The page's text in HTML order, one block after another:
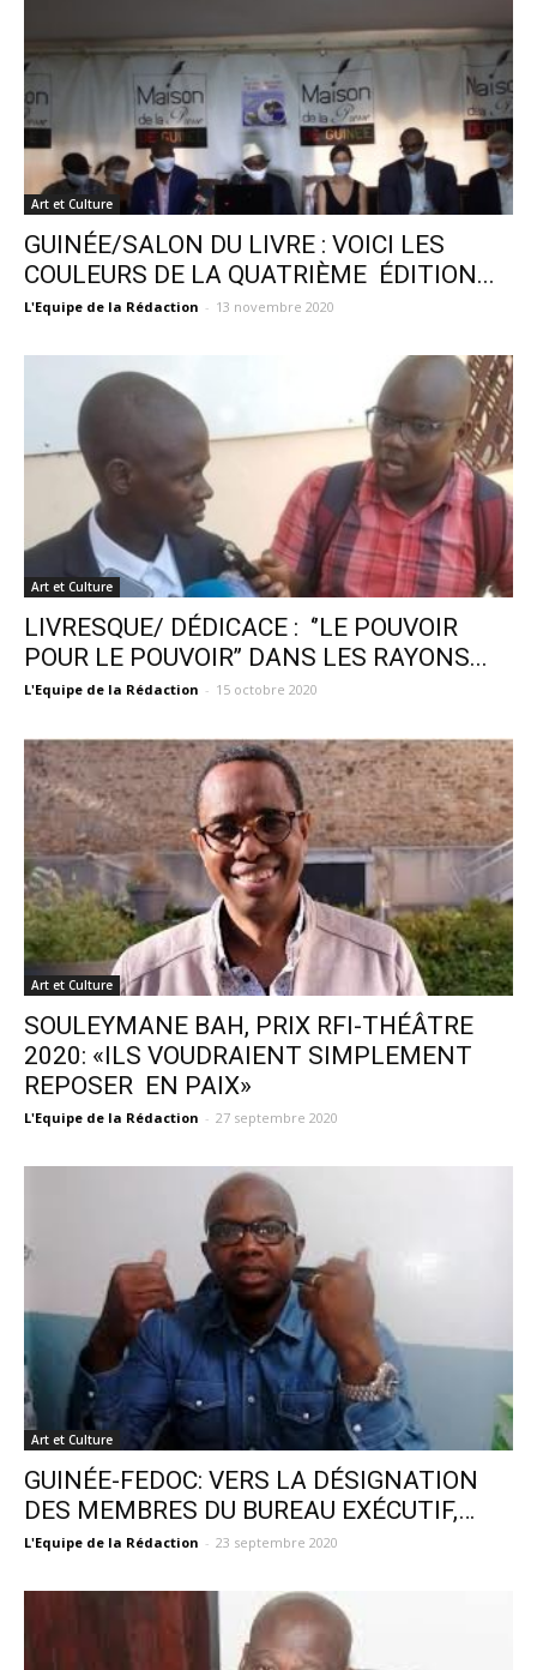
Art et Culture
GUINÉE/SALON DU LIVRE : VOICI LES
COULEURS DE LA QUATRIÈME ÉDITION...
L'Equipe de la Rédaction - 13 novembre 2020
Art et Culture
LIVRESQUE/ DÉDICACE : ‘’LE POUVOIR
POUR LE POUVOIR’’ DANS LES RAYONS...
L'Equipe de la Rédaction - 15 octobre 2020
Art et Culture
SOULEYMANE BAH, PRIX RFI-THÉÂTRE
2020: «ILS VOUDRAIENT SIMPLEMENT
REPOSER EN PAIX»
L'Equipe de la Rédaction - 27 septembre 2020
Art et Culture
GUINÉE-FEDOC: VERS LA DÉSIGNATION
DES MEMBRES DU BUREAU EXÉCUTIF,…
L'Equipe de la Rédaction - 23 septembre 2020